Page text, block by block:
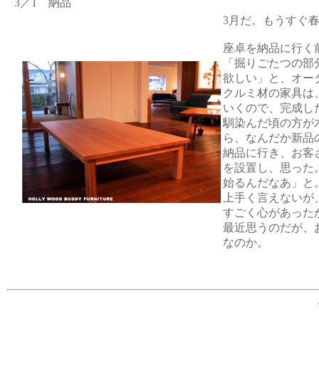
3／1 納品
3月だ。もうすぐ
座卓を納品に行く
「掘りごたつの
欲しい」と、オー
クルミ材の家具は
いくので、完成し
馴染んだ頃の方が
ら、なんだか新品
納品に行き、お客
を設置し、思った
始るんだなあ」と
上手く言えない
すごく心があった
最近思うのだが、
なのか。